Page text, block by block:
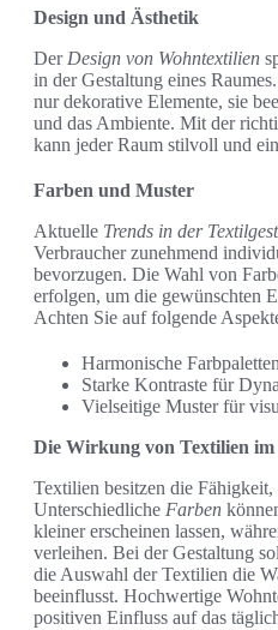
Design und Ästhetik
Der Design von Wohntextilien
in der Gestaltung eines
nur dekorative Elemente, sie
und das Ambiente. Mit der
kann jeder Raum stilvoll und
Farben und Muster
Aktuelle Trends in der
Verbraucher zunehmend
bevorzugen. Die Wahl von
erfolgen, um die gewünschten
Achten Sie auf folgende
Harmonische
Starke Kontraste für
Vielseitige Muster für
Die Wirkung von Textilien im
Textilien besitzen die
Unterschiedliche Farben
kleiner erscheinen lassen,
verleihen. Bei der Gestaltung
die Auswahl der Textilien die
beeinflusst. Hochwertige
positiven Einfluss auf das